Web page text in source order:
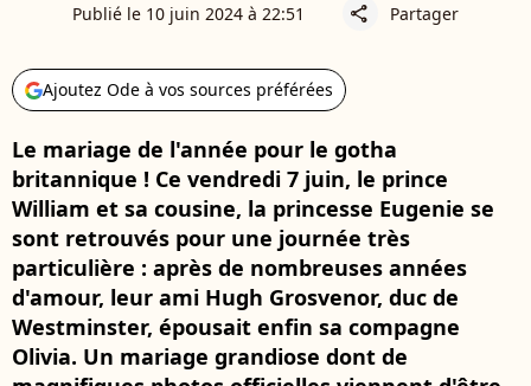
Publié le 10 juin 2024 à 22:51 share Partager
Ajoutez Ode à vos sources préférées
Le mariage de l'année pour le gotha
britannique ! Ce vendredi 7 juin, le prince
William et sa cousine, la princesse Eugenie se
sont retrouvés pour une journée très
particulière : après de nombreuses années
d'amour, leur ami Hugh Grosvenor, duc de
Westminster, épousait enfin sa compagne
Olivia. Un mariage grandiose dont de